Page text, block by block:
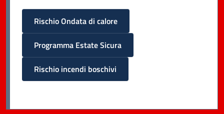
Rischio Ondata di calore
Programma Estate Sicura
Rischio incendi boschivi